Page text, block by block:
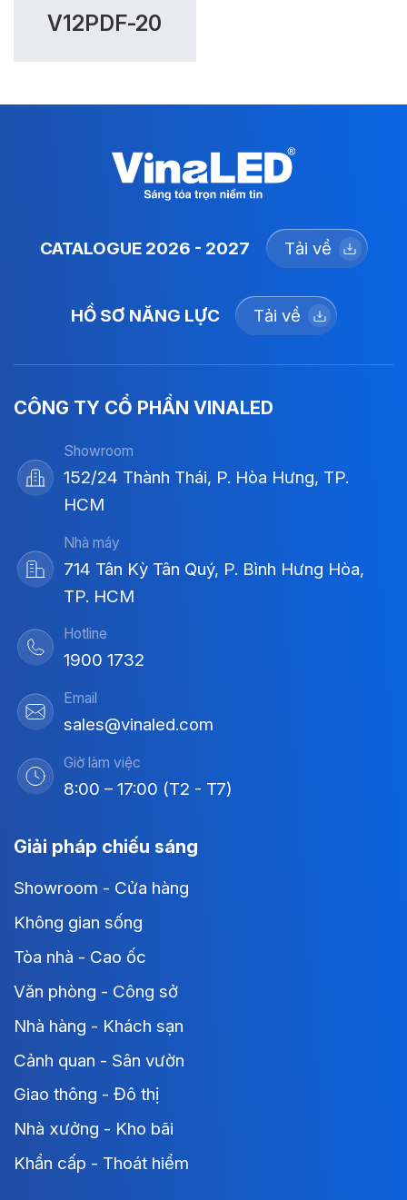
V12PDF-20
CATALOGUE 2026 - 2027 Tải về
HỒ SƠ NĂNG LỰC Tải về
CÔNG TY CỔ PHẦN VINALED
Showroom
152/24 Thành Thái, P. Hòa Hưng, TP.
HCM
Nhà máy
714 Tân Kỳ Tân Quý, P. Bình Hưng Hòa,
TP. HCM
Hotline
1900 1732
Email
sales@vinaled.com
Giờ làm việc
8:00 – 17:00 (T2 - T7)
Giải pháp chiếu sáng
Showroom - Cửa hàng
Không gian sống
Tòa nhà - Cao ốc
Văn phòng - Công sở
Nhà hàng - Khách sạn
Cảnh quan - Sân vườn
Giao thông - Đô thị
Nhà xưởng - Kho bãi
Khẩn cấp - Thoát hiểm